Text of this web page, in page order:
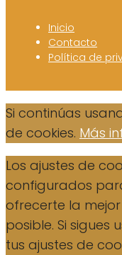
Inicio
Contacto
Política de
Si continúas
de cookies. Más
Los ajustes de
configurados
ofrecerte la
posible. Si
tus ajustes de